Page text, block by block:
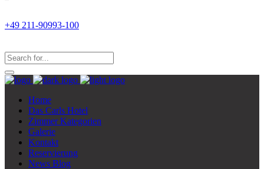
+49 211-90993-100
Search
for:
Search...
Home
Das Carls Hotel
Zimmer Kategorien
Galerie
Kontakt
Reservierung
News Blog